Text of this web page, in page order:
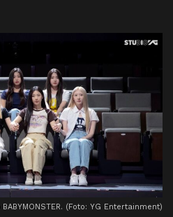
(Foto: YG Entertainment)